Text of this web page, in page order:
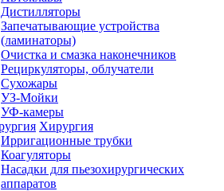
Дистилляторы
Запечатывающие устройства
(ламинаторы)
Очистка и смазка наконечников
Рециркуляторы, облучатели
Сухожары
УЗ-Мойки
УФ-камеры
Хирургия
Ирригационные трубки
Коагуляторы
Насадки для пьезохирургических
аппаратов